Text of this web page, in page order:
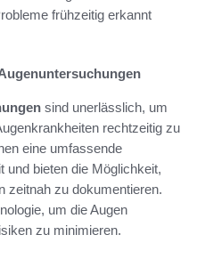
frühzeitig erkannt
sind unerlässlich, um
rechtzeitig zu
eine umfassende
und bieten die Möglichkeit,
zeitnah zu dokumentieren.
um die Augen
zu minimieren.